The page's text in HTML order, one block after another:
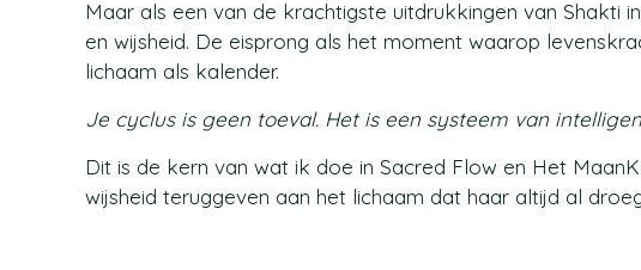
Maar als een van de krachtigste uitdrukkingen van Shakti
en wijsheid. De eisprong als het moment waarop
lichaam als kalender.
Je cyclus is geen toeval. Het is een systeem van
Dit is de kern van wat ik doe in Sacred Flow en Het
wijsheid teruggeven aan het lichaam dat haar altijd al